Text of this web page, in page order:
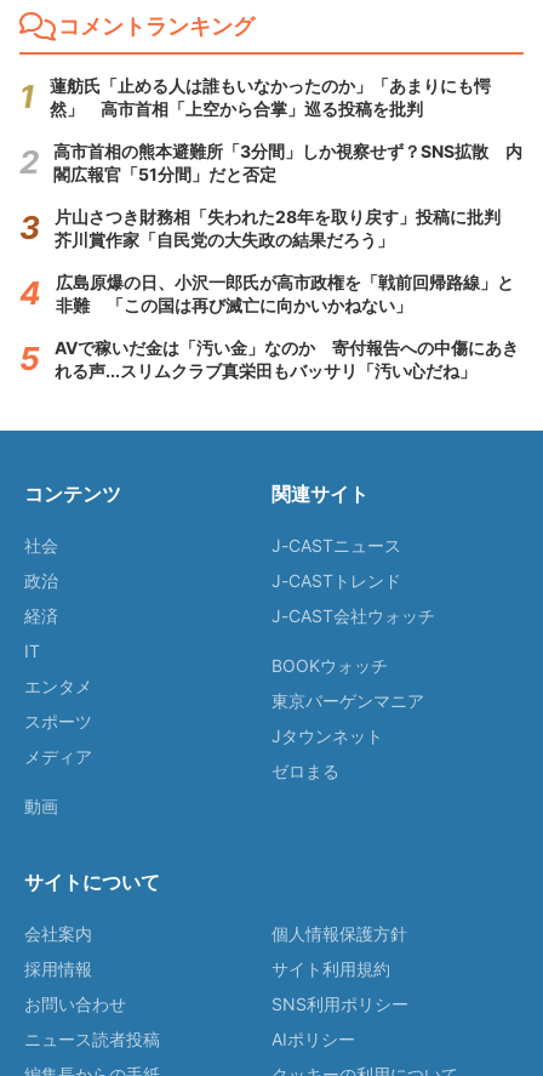
コメントランキング
蓮舫氏「止める人は誰もいなかったのか」「あまりにも愕
然」 高市首相「上空から合掌」巡る投稿を批判
高市首相の熊本避難所「3分間」しか視察せず？SNS拡散 内
閣広報官「51分間」だと否定
片山さつき財務相「失われた28年を取り戻す」投稿に批判
芥川賞作家「自民党の大失政の結果だろう」
広島原爆の日、小沢一郎氏が高市政権を「戦前回帰路線」と
非難 「この国は再び滅亡に向かいかねない」
AVで稼いだ金は「汚い金」なのか 寄付報告への中傷にあき
れる声...スリムクラブ真栄田もバッサリ「汚い心だね」
コンテンツ
社会
政治
経済
IT
エンタメ
スポーツ
メディア
動画
関連サイト
J-CASTニュース
J-CASTトレンド
J-CAST会社ウォッチ
BOOKウォッチ
東京バーゲンマニア
Jタウンネット
ゼロまる
サイトについて
会社案内
採用情報
お問い合わせ
ニュース読者投稿
個人情報保護方針
サイト利用規約
SNS利用ポリシー
AIポリシー